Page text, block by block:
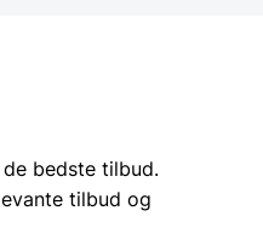
bedste tilbud.
tilbud og